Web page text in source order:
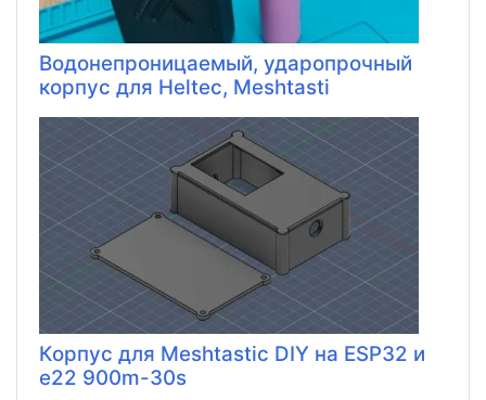
Водонепроницаемый, ударопрочный
корпус для Heltec, Meshtasti
Корпус для Meshtastic DIY на ESP32 и
e22 900m-30s